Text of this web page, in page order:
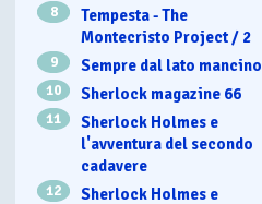
8
Tempesta - The
Montecristo Project / 2
9 Sempre dal lato mancino
10 Sherlock magazine 66
11
Sherlock Holmes e
l'avventura del secondo
cadavere
12 Sherlock Holmes e